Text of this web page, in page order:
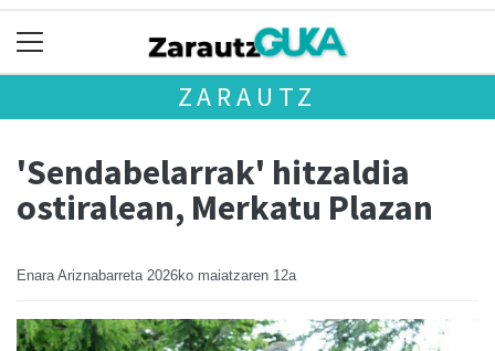
ZARAUTZ
'Sendabelarrak' hitzaldia
ostiralean, Merkatu Plazan
Enara Ariznabarreta 2026ko maiatzaren 12a